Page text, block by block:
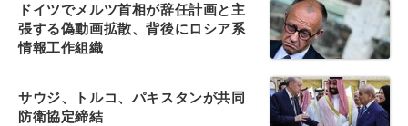
ドイツでメルツ首相が辞任計画と主
張する偽動画拡散、背後にロシア系
情報工作組織
サウジ、トルコ、パキスタンが共同
防衛協定締結